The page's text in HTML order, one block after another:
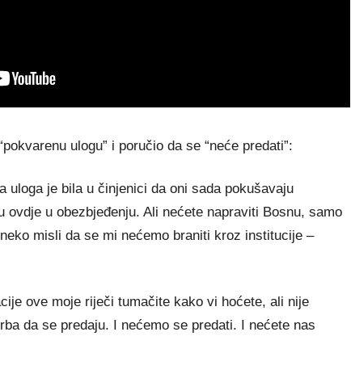
ulogu” i poručio da se “neće predati”:
uloga je bila u činjenici da oni sada pokušavaju
ovdje u obezbjeđenju. Ali nećete napraviti Bosnu, samo
misli da se mi nećemo braniti kroz institucije –
ove moje riječi tumačite kako vi hoćete, ali nije
da se predaju. I nećemo se predati. I nećete nas